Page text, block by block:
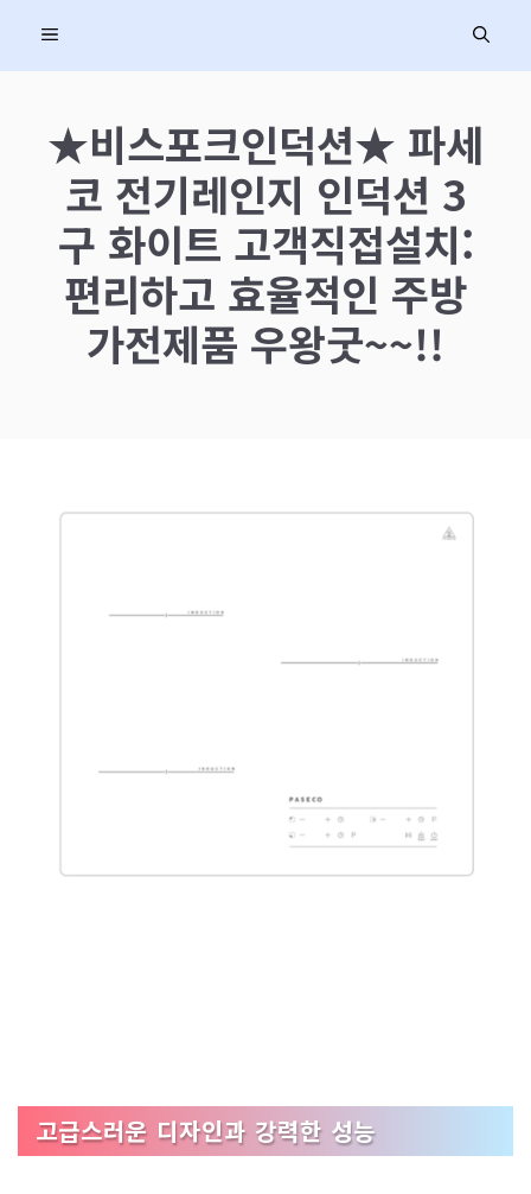
MENU
★비스포크인덕션★ 파세
코 전기레인지 인덕션 3
구 화이트 고객직접설치:
편리하고 효율적인 주방
가전제품 우왕굿~~!!
고급스러운 디자인과 강력한 성능